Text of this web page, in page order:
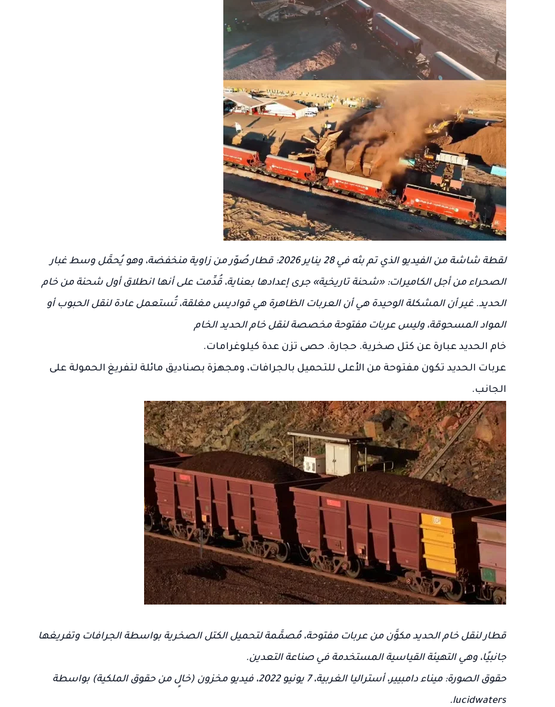
لقطة شاشة من الفيديو الذي تم بثه في 28 يناير 2026: قطار صُوّر من زاوية منخفضة، وهو يُحمَّل وسط غبار
الصحراء من أجل الكاميرات: «شحنة تاريخية» جرى إعدادها بعناية، قُدِّمت على أنها انطلاق أول شحنة من خام
الحديد. غير أن المشكلة الوحيدة هي أن العربات الظاهرة هي قواديس مغلقة، تُستعمل عادة لنقل الحبوب أو
المواد المسحوقة، وليس عربات مفتوحة مخصصة لنقل خام الحديد الخام
خام الحديد عبارة عن كتل صخرية. حجارة. حصى تزن عدة كيلوغرامات.
عربات الحديد تكون مفتوحة من الأعلى للتحميل بالجرافات، ومجهزة بصناديق مائلة لتفريغ الحمولة على
الجانب.
قطار لنقل خام الحديد مكوَّن من عربات مفتوحة، مُصمَّمة لتحميل الكتل الصخرية بواسطة الجرافات وتفريغها
جانبيًا، وهي التهيئة القياسية المستخدمة في صناعة التعدين.
حقوق الصورة: ميناء دامبيير، أستراليا الغربية، 7 يونيو 2022، فيديو مخزون (خالٍ من حقوق الملكية) بواسطة
lucidwaters.